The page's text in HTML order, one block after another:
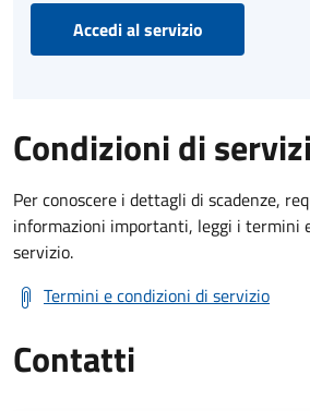
Accedi al servizio
Condizioni di
Per conoscere i dettagli di scadenze,
informazioni importanti, leggi i termini
servizio.
Termini e condizioni di servizio
Contatti